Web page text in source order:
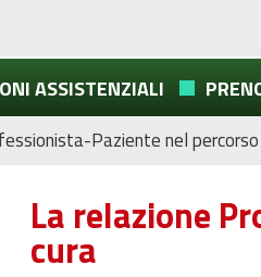
ASSISTENZIALI
Paziente nel
La relazione
cura